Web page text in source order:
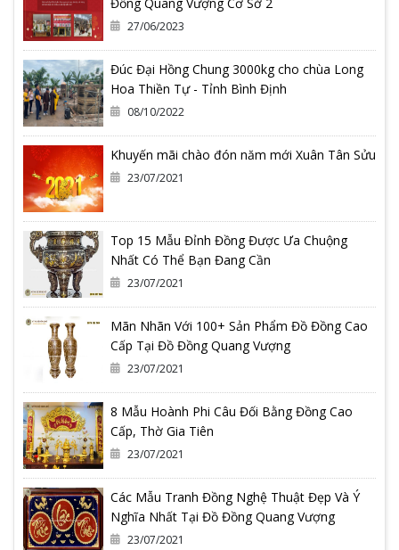
Đồng Quang Vượng Cơ Sở 2
27/06/2023
Đúc Đại Hồng Chung 3000kg cho chùa Long
Hoa Thiền Tự - Tỉnh Bình Định
08/10/2022
Khuyến mãi chào đón năm mới Xuân Tân Sửu
23/07/2021
Top 15 Mẫu Đỉnh Đồng Được Ưa Chuộng
Nhất Có Thể Bạn Đang Cần
23/07/2021
Mãn Nhãn Với 100+ Sản Phẩm Đồ Đồng Cao
Cấp Tại Đồ Đồng Quang Vượng
23/07/2021
8 Mẫu Hoành Phi Câu Đối Bằng Đồng Cao
Cấp, Thờ Gia Tiên
23/07/2021
Các Mẫu Tranh Đồng Nghệ Thuật Đẹp Và Ý
Nghĩa Nhất Tại Đồ Đồng Quang Vượng
23/07/2021